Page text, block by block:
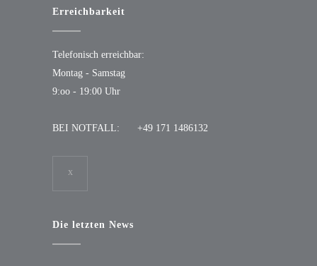
Erreichbarkeit
Telefonisch erreichbar:
Montag - Samstag
9:oo - 19:00 Uhr
BEI NOTFALL: +49 171 1486132
Die letzten News